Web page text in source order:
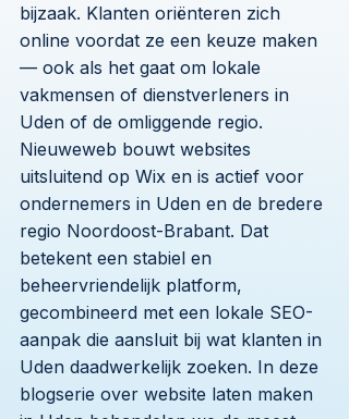
bijzaak. Klanten oriënteren zich
online voordat ze een keuze maken
— ook als het gaat om lokale
vakmensen of dienstverleners in
Uden of de omliggende regio.
Nieuweweb bouwt websites
uitsluitend op Wix en is actief voor
ondernemers in Uden en de bredere
regio Noordoost-Brabant. Dat
betekent een stabiel en
beheervriendelijk platform,
gecombineerd met een lokale SEO-
aanpak die aansluit bij wat klanten in
Uden daadwerkelijk zoeken. In deze
blogserie over website laten maken